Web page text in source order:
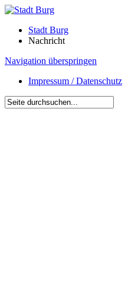
Stadt Burg
Nachricht
Navigation überspringen
Impressum / Datenschutz